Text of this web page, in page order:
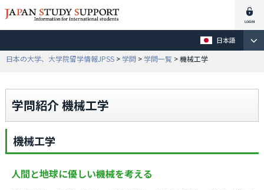
日本語
日本の大学、大学院留学情報JPSS > 学問 > 学問一覧 > 機械工学
学問紹介 機械工学
機械工学
人間と地球に優しい機械を考える